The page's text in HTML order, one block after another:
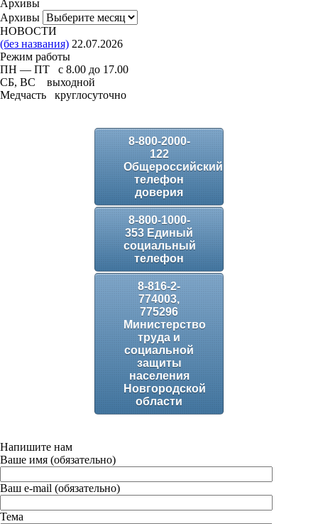
Архивы
Архивы
НОВОСТИ
(без названия) 22.07.2026
Режим работы
ПН — ПТ с 8.00 до 17.00
СБ, ВС выходной
Медчасть круглосуточно
8-800-2000-
122
Общероссийский
телефон
доверия
8-800-1000-
353 Единый
социальный
телефон
8-816-2-
774003,
775296
Министерство
труда и
социальной
защиты
населения
Новгородской
области
Напишите нам
Ваше имя (обязательно)
Ваш e-mail (обязательно)
Тема